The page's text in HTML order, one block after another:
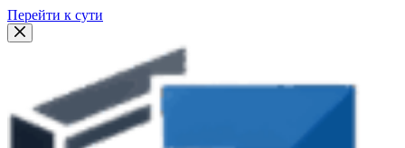
Перейти к сути